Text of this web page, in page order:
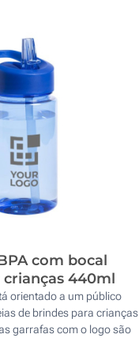
com bocal
440ml
orientado a um público
de brindes para crianças
garrafas com o logo são